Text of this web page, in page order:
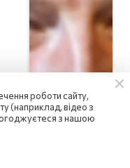
роботи сайту,
(наприклад, відео з
з нашою